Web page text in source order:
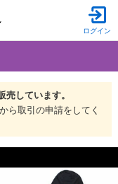
ログイン
売しています。
ら取引の申請をしてく